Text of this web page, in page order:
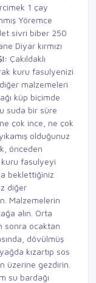
1 çay
Yöremce
sivri biber 250
Diyar kırmızı
Çakıldaklı
kuru fasulyenizi
diğer malzemeleri
küp biçimde
suda bir süre
çok ince, ne çok
olduğunuz
önceden
kuru fasulyeyi
beklettiğiniz
diğer
Malzemelerin
alın. Orta
sonra ocaktan
dövülmüş
kızartıp sos
üzerine gezdirin.
su bardağı